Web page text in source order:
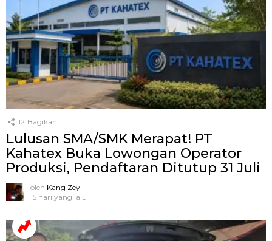
12 Bagikan
Lulusan SMA/SMK Merapat! PT
Kahatex Buka Lowongan Operator
Produksi, Pendaftaran Ditutup 31 Juli
oleh Kang Zey
15 hari yang lalu